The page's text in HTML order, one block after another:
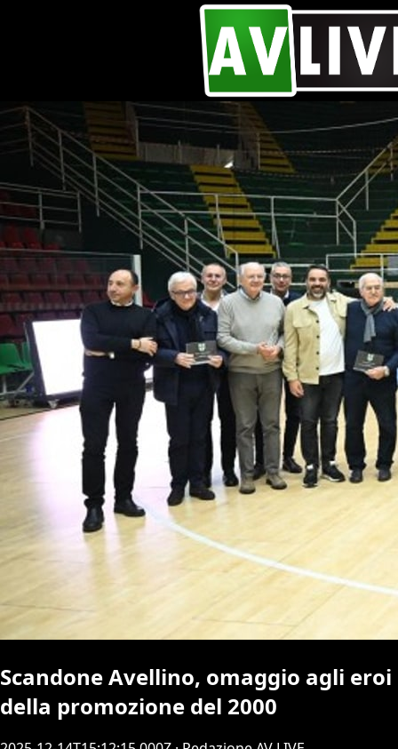
Scandone Avellino, omaggio agli eroi
della promozione del 2000